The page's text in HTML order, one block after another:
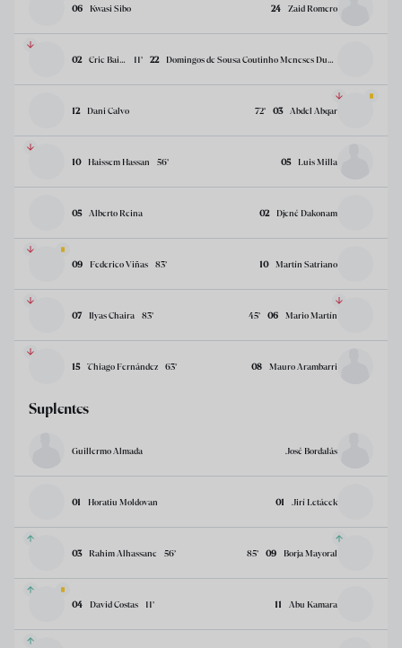
06 Kwasi Sibo 24 Zaid Romero
02 Eric Bailly 11’ 22 Domingos de Sousa Coutinho Meneses Duarte
12 Dani Calvo 03 Abdel Abqar
72’
10 Haissem Hassan 56’ 05 Luis Milla
05 Alberto Reina 02 Djené Dakonam
09 Federico Viñas 83’ 10 Martín Satriano
07 Ilyas Chaira 83’ 06 Mario Martín
45’
15 Thiago Fernández 63’ 08 Mauro Arambarri
Suplentes
Guillermo Almada José Bordalás
01 Horatiu Moldovan 01 Jirí Letácek
03 Rahim Alhassane 56’ 09 Borja Mayoral
85’
04 David Costas 11’ 11 Abu Kamara